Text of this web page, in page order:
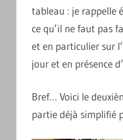
tableau : je rappelle
ce qu’il ne faut pas
et en particulier sur
jour et en présence
Bref… Voici le
partie déjà simplifié